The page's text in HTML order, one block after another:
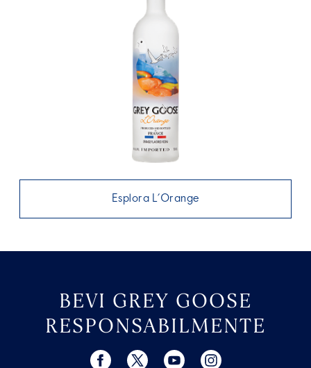
Esplora L’Orange
BEVI GREY GOOSE
RESPONSABILMENTE